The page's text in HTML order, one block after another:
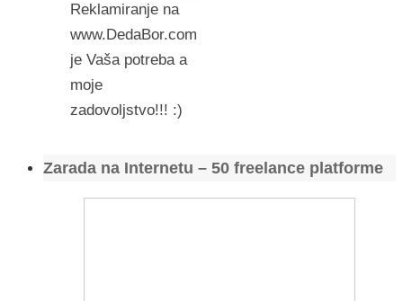
Reklamiranje na
www.DedaBor.com
je Vaša potreba a
moje
zadovoljstvo!!! :)
Zarada na Internetu – 50 freelance platforme